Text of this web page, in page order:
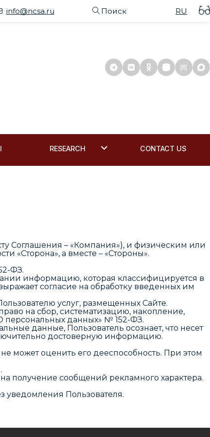
info@ncsa.ru Поиск RU
RESEARCH CONTACT US
Соглашения – «Компания»), и физическим или
«Сторона», а вместе – «Стороны».
ФЗ.
информацию, которая классифицируется в
согласие на обработку введенных им
услуг, размещенных Сайте.
на сбор, систематизацию, накопление,
персональных данных» № 152-ФЗ.
данные, Пользователь осознает, что несет
достоверную информацию.
может оценить его дееспособность. При этом
на получение сообщений рекламного характера.
уведомления Пользователя.